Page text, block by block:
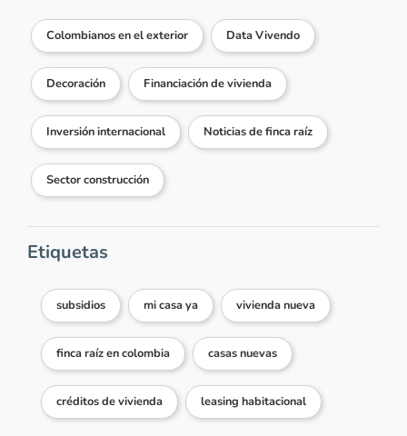
Colombianos en el exterior Data Vivendo
Decoración Financiación de vivienda
Inversión internacional Noticias de finca raíz
Sector construcción
Etiquetas
subsidios mi casa ya vivienda nueva
finca raíz en colombia casas nuevas
créditos de vivienda leasing habitacional